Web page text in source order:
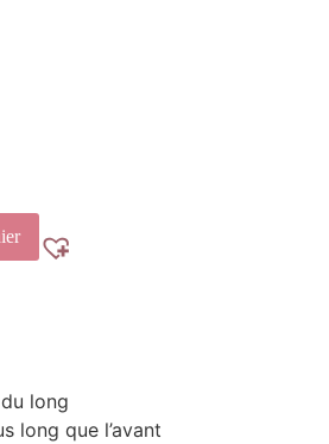
long
long que l’avant